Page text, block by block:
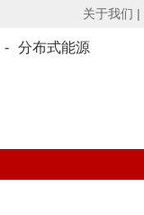
关于我们 |
- 分布式能源